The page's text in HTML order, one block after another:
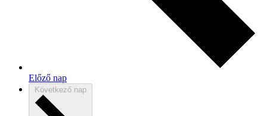
Előző nap
Következő nap